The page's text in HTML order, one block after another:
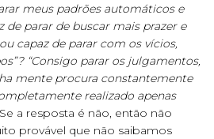
meus padrões automáticos e
de parar de buscar mais prazer e
capaz de parar com os vícios,
“Consigo parar os julgamentos,
mente procura constantemente
realizado apenas
Se a resposta é não, então não
provável que não saibamos